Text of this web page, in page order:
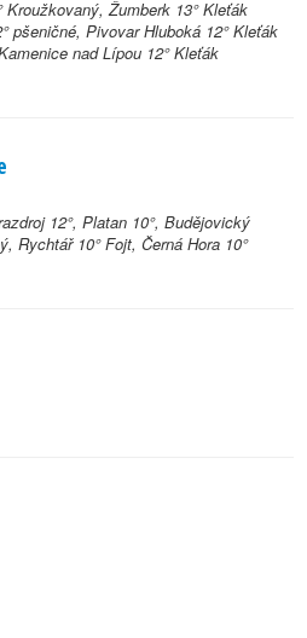
Žumberk 13° Kleťák
pšeničné, Pivovar Hluboká 12° Kleťák
nad Lípou 12° Kleťák
12°, Platan 10°, Budějovický
Rychtář 10° Fojt, Černá Hora 10°